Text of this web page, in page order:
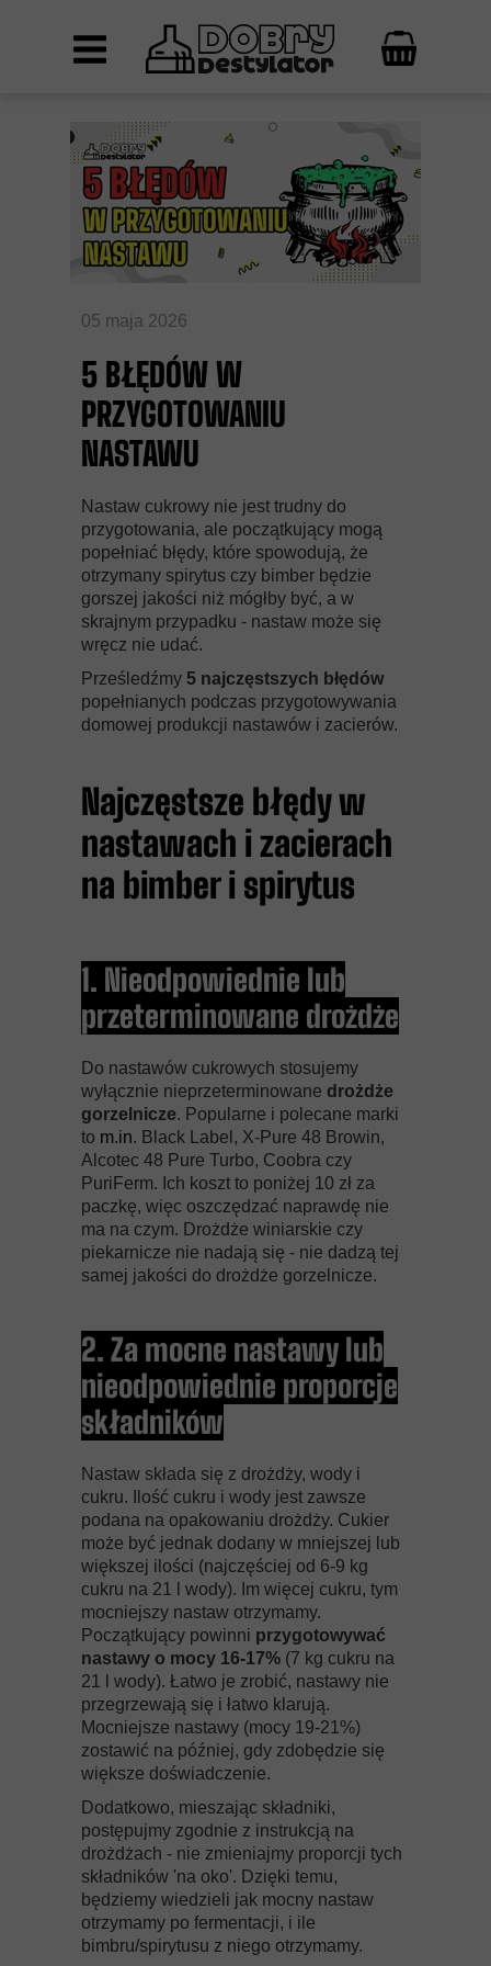
05 maja 2026
5 BŁĘDÓW W
PRZYGOTOWANIU
NASTAWU
Nastaw cukrowy nie jest trudny do
przygotowania, ale początkujący mogą
popełniać błędy, które spowodują, że
otrzymany spirytus czy bimber będzie
gorszej jakości niż mógłby być, a w
skrajnym przypadku - nastaw może się
wręcz nie udać.
Prześledźmy 5 najczęstszych błędów
popełnianych podczas przygotowywania
domowej produkcji nastawów i zacierów.
Najczęstsze błędy w
nastawach i zacierach
na bimber i spirytus
1. Nieodpowiednie lub
przeterminowane drożdże
Do nastawów cukrowych stosujemy
wyłącznie nieprzeterminowane drożdże
gorzelnicze. Popularne i polecane marki
to m.in. Black Label, X-Pure 48 Browin,
Alcotec 48 Pure Turbo, Coobra czy
PuriFerm. Ich koszt to poniżej 10 zł za
paczkę, więc oszczędzać naprawdę nie
ma na czym. Drożdże winiarskie czy
piekarnicze nie nadają się - nie dadzą tej
samej jakości do drożdże gorzelnicze.
2. Za mocne nastawy lub
nieodpowiednie proporcje
składników
Nastaw składa się z drożdży, wody i
cukru. Ilość cukru i wody jest zawsze
podana na opakowaniu drożdży. Cukier
może być jednak dodany w mniejszej lub
większej ilości (najczęściej od 6-9 kg
cukru na 21 l wody). Im więcej cukru, tym
mocniejszy nastaw otrzymamy.
Początkujący powinni przygotowywać
nastawy o mocy 16-17% (7 kg cukru na
21 l wody). Łatwo je zrobić, nastawy nie
przegrzewają się i łatwo klarują.
Mocniejsze nastawy (mocy 19-21%)
zostawić na później, gdy zdobędzie się
większe doświadczenie.
Dodatkowo, mieszając składniki,
postępujmy zgodnie z instrukcją na
drożdżach - nie zmieniajmy proporcji tych
składników 'na oko'. Dzięki temu,
będziemy wiedzieli jak mocny nastaw
otrzymamy po fermentacji, i ile
bimbru/spirytusu z niego otrzymamy.